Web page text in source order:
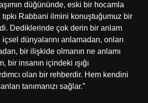
düğününde, eski bir hocamla
tıpkı Rabbani ilmini konuştuğumuz bir
Dediklerinde çok derin bir anlam
içsel dünyalarını anlamadan, onları
bir ilişkide olmanın ne anlamı
bir insanın içindeki ışığı
olan bir rehberdir. Hem kendini
tanımanızı sağlar.”